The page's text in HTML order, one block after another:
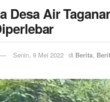
Desa Air
Senin, 9 Mei 2022 di Berita,